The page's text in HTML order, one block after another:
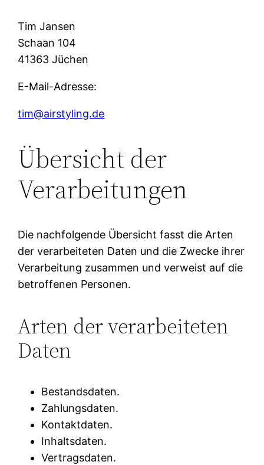
Tim Jansen
Schaan 104
41363 Jüchen
E-Mail-Adresse:
tim@airstyling.de
Übersicht der
Verarbeitungen
Die nachfolgende Übersicht fasst die Arten
der verarbeiteten Daten und die Zwecke ihrer
Verarbeitung zusammen und verweist auf die
betroffenen Personen.
Arten der verarbeiteten
Daten
Bestandsdaten.
Zahlungsdaten.
Kontaktdaten.
Inhaltsdaten.
Vertragsdaten.